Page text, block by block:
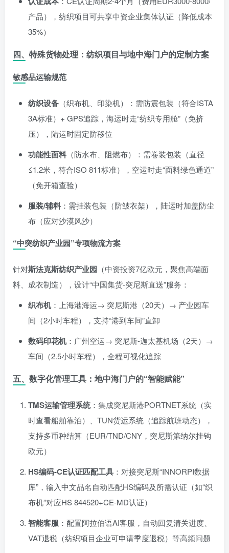
产品），纺织项目可共享中资企业集体认证（降低成本
35%）
四、特殊货物处理：纺织项目与地中海门户的定制方案
敏感品运输规范
纺织设备 （织布机、印染机）：需防震包装（符合ISTA
3A标准）+ GPS追踪，海运时走“纺织专用舱”（免挤
压），陆运时固定防移位
功能性面料 （防水布、阻燃布）：需卷装包装（直径
≤1.2米，符合ISO 811标准），空运时走“面料绿色通道”
（免开箱查验）
服装/辅料 ：需挂装包装（防皱衣架），陆运时加盖防尘
布（应对沙漠风沙）
“中突纺织产业园”专项物流方案
针对斯法克斯纺织产业园 （中资投资7亿欧元，聚焦高端面
料、成衣制造），设计“中国集货-突尼斯直送”服务：
织布机：上海港海运→ 突尼斯港（20天）→ 产业园车
间（2小时车程），支持“港到车间”直卸
数码印花机：广州空运→ 突尼斯-迦太基机场（2天）→
车间（2.5小时车程），全程可视化追踪
五、数字化管理工具：地中海门户的“智能赋能”
TMS运输管理系统：集成突尼斯港PORTNET系统（实
时查看船舶靠泊）、TUN货运系统（追踪航班动态），
支持多币种结算（EUR/TND/CNY，突尼斯第纳尔挂钩
欧元）
HS编码-CE认证匹配工具 ：对接突尼斯“INNORPI数据
库”，输入中文品名自动匹配HS编码及所需认证（如“织
布机”对应HS 844520+CE-MD认证）
智能客服 ：配置阿拉伯语AI客服，自动回复清关进度、
VAT退税（纺织项目企业可申请季度退税）等高频问题